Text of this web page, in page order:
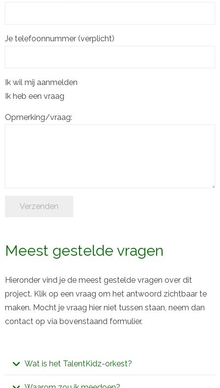
Je telefoonnummer (verplicht)
Ik wil mij aanmelden
Ik heb een vraag
Opmerking/vraag:
Meest gestelde vragen
Hieronder vind je de meest gestelde vragen over dit
project. Klik op een vraag om het antwoord zichtbaar te
maken. Mocht je vraag hier niet tussen staan, neem dan
contact op via bovenstaand formulier.
Wat is het TalentKidz-orkest?
TaletKidz is een tijdelijk orkest voor kinderen die in een